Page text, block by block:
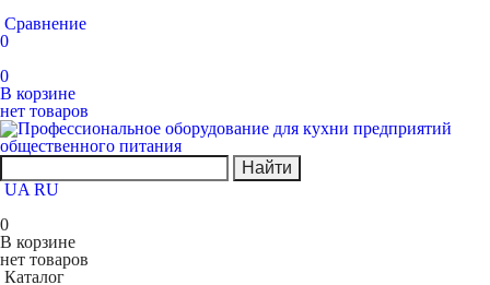
Сравнение
0
0
В корзине
нет товаров
Найти
UA RU
0
В корзине
нет товаров
Каталог